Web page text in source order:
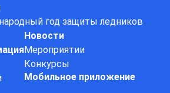
год защиты ледников
Новости
Мероприятии
Конкурсы
Мобильное приложение